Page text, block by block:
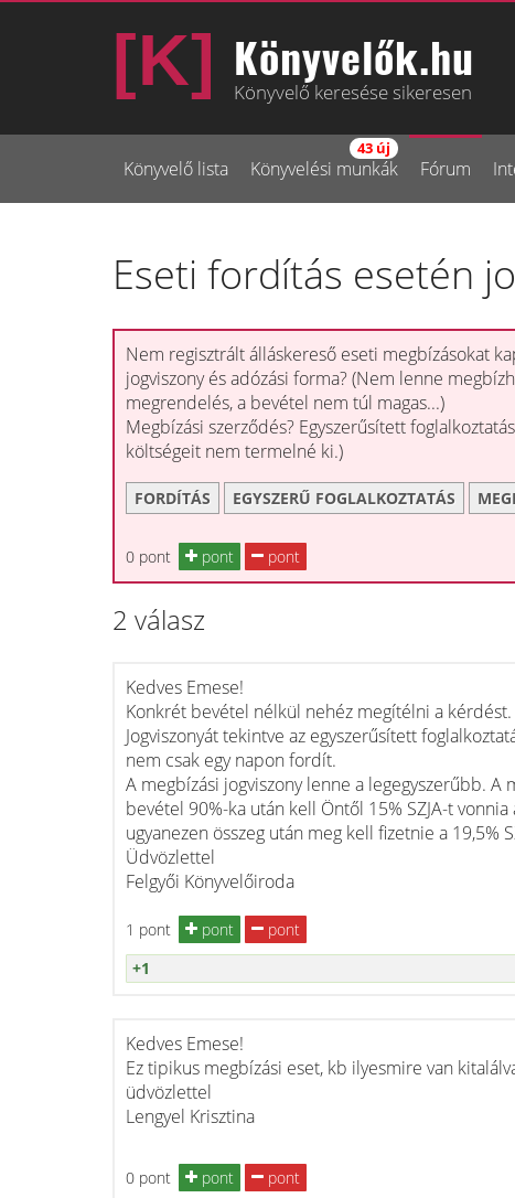
Könyvelők.hu
Könyvelő keresése sikeresen
Könyvelő lista Könyvelési munkák
43 új
Fórum
Eseti fordítás esetén
Nem regisztrált álláskereső eseti megbízásokat
jogviszony és adózási forma? (Nem lenne
megrendelés, a bevétel nem túl magas...)
Megbízási szerződés? Egyszerűsített
költségeit nem termelné ki.)
FORDÍTÁS EGYSZERŰ FOGLALKOZTATÁS
0 pont pont pont
2 válasz
Kedves Emese!
Konkrét bevétel nélkül nehéz megítélni a kérdést.
Jogviszonyát tekintve az egyszerűsített
nem csak egy napon fordít.
A megbízási jogviszony lenne a legegyszerűbb. A
bevétel 90%-ka után kell Öntől 15% SZJA-t
ugyanezen összeg után meg kell fizetnie a 19,5%
Üdvözlettel
Felgyői Könyvelőiroda
1 pont pont
pont
+1
Kedves Emese!
Ez tipikus megbízási eset, kb ilyesmire van
üdvözlettel
Lengyel Krisztina
0 pont pont pont